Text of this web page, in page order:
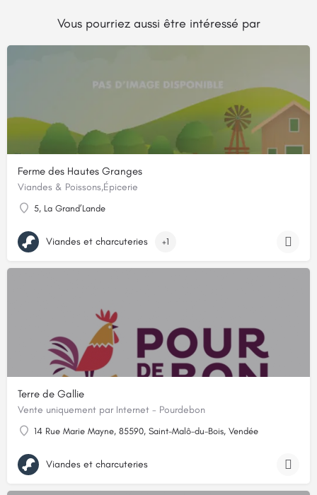
Vous pourriez aussi être intéressé par
Ferme des Hautes Granges
Viandes & Poissons,Épicerie
5, La Grand’Lande
Viandes et charcuteries +1
Terre de Gallie
Vente uniquement par Internet - Pourdebon
14 Rue Marie Mayne, 85590, Saint-Malô-du-Bois, Vendée
Viandes et charcuteries